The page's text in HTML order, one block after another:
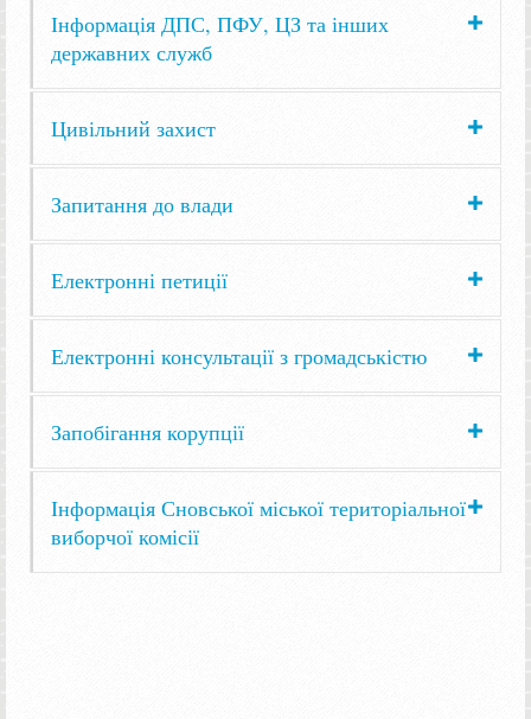
Інформація ДПС, ПФУ, ЦЗ та інших
державних служб
Цивільний захист
Запитання до влади
Електронні петиції
Електронні консультації з громадськістю
Запобігання корупції
Інформація Сновської міської територіальної
виборчої комісії